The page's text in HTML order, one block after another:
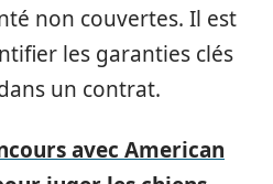
non couvertes. Il est
les garanties clés
un contrat.
avec American